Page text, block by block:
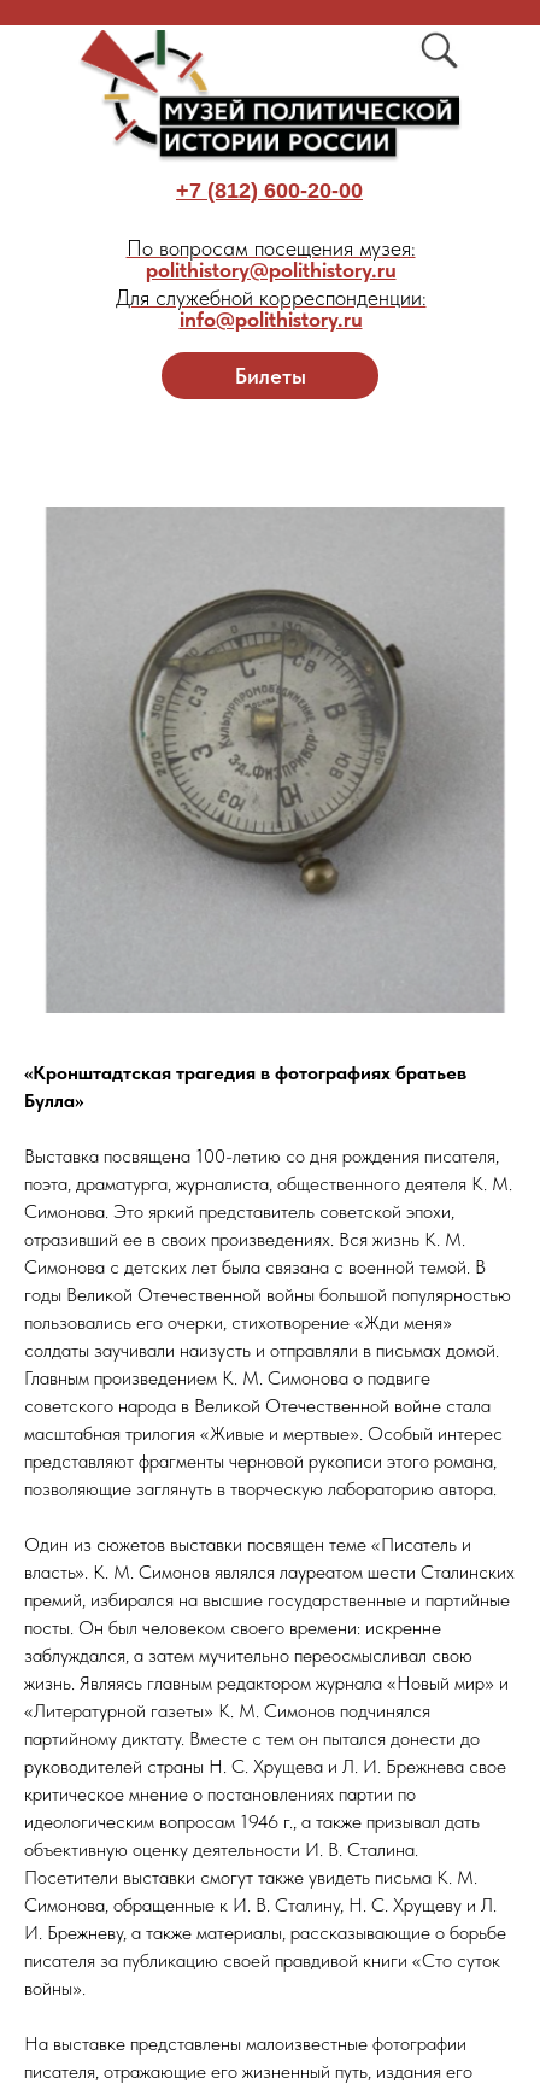
Билеты
+7 (812) 600-20-00
По вопросам посещения музея:
polithistory@polithistory.ru
Для служебной корреспонденции:
info@polithistory.ru
«Кронштадтская трагедия в фотографиях братьев
Булла»
Выставка посвящена 100-летию со дня рождения писателя,
поэта, драматурга, журналиста, общественного деятеля К. М.
Симонова. Это яркий представитель советской эпохи,
отразивший ее в своих произведениях. Вся жизнь К. М.
Симонова с детских лет была связана с военной темой. В
годы Великой Отечественной войны большой популярностью
пользовались его очерки, стихотворение «Жди меня»
солдаты заучивали наизусть и отправляли в письмах домой.
Главным произведением К. М. Симонова о подвиге
советского народа в Великой Отечественной войне стала
масштабная трилогия «Живые и мертвые». Особый интерес
представляют фрагменты черновой рукописи этого романа,
позволяющие заглянуть в творческую лабораторию автора.
Один из сюжетов выставки посвящен теме «Писатель и
власть». К. М. Симонов являлся лауреатом шести Сталинских
премий, избирался на высшие государственные и партийные
посты. Он был человеком своего времени: искренне
заблуждался, а затем мучительно переосмысливал свою
жизнь. Являясь главным редактором журнала «Новый мир» и
«Литературной газеты» К. М. Симонов подчинялся
партийному диктату. Вместе с тем он пытался донести до
руководителей страны Н. С. Хрущева и Л. И. Брежнева свое
критическое мнение о постановлениях партии по
идеологическим вопросам 1946 г., а также призывал дать
объективную оценку деятельности И. В. Сталина.
Посетители выставки смогут также увидеть письма К. М.
Симонова, обращенные к И. В. Сталину, Н. С. Хрущеву и Л.
И. Брежневу, а также материалы, рассказывающие о борьбе
писателя за публикацию своей правдивой книги «Сто суток
войны».
На выставке представлены малоизвестные фотографии
писателя, отражающие его жизненный путь, издания его